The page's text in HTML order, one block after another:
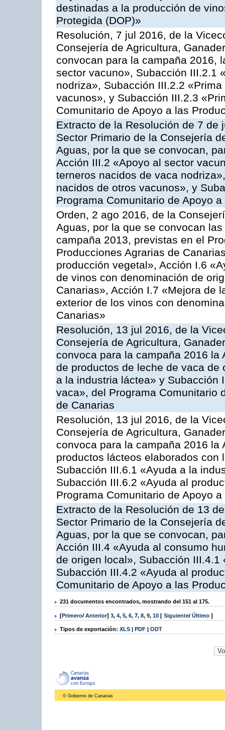
destinadas a la producción de
Protegida (DOP)»
Resolución, 7 jul 2016, de la
Consejería de Agricultura,
convocan para la campaña 2016,
sector vacuno», Subacción III.2.1
nodriza», Subacción III.2.2
vacunos», y Subacción III.2.3
Comunitario de Apoyo a las
Extracto de la Resolución de 7
Sector Primario de la Consejería
Aguas, por la que se convocan,
Acción III.2 «Apoyo al sector
terneros nacidos de vaca
nacidos de otros vacunos», y
Programa Comunitario de Apoyo
Orden, 2 ago 2016, de la
Aguas, por la que se convocan
campaña 2013, previstas en el
Producciones Agrarias de
producción vegetal», Acción I.6
de vinos con denominación de
Canarias», Acción I.7 «Mejora de
exterior de los vinos con
Canarias»
Resolución, 13 jul 2016, de la
Consejería de Agricultura,
convoca para la campaña 2016
de productos de leche de vaca
a la industria láctea» y Subacción
vaca», del Programa Comunitario
de Canarias
Resolución, 13 jul 2016, de la
Consejería de Agricultura,
convoca para la campaña 2016
productos lácteos elaborados
Subacción III.6.1 «Ayuda a la
Subacción III.6.2 «Ayuda al
Programa Comunitario de Apoyo
Extracto de la Resolución de 13
Sector Primario de la Consejería
Aguas, por la que se convocan,
Acción III.4 «Ayuda al consumo
de origen local», Subacción
Subacción III.4.2 «Ayuda al
Comunitario de Apoyo a las
231 documentos encontrados, mostrando del 151 al 175.
[Primero/ Anterior] 3, 4, 5, 6, 7, 8, 9, 10 [ Siguiente/ Último ]
Tipos de exportación: XLS | PDF | ODT
© Gobierno de Canarias